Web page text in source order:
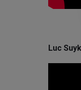
Luc